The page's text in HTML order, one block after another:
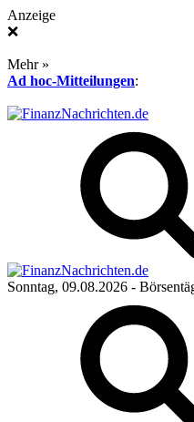
Anzeige
❌
Mehr »
Ad hoc-Mitteilungen:
Sonntag, 09.08.2026 -